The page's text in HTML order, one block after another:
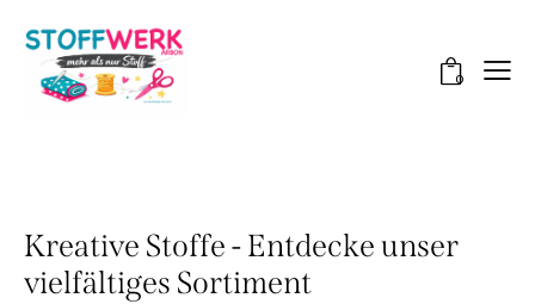
0
Kreative Stoffe - Entdecke unser
vielfältiges Sortiment